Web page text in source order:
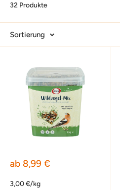
32 Produkte
Sortierung
Sonderpreis
ab 8,99 €
3,00 €/kg